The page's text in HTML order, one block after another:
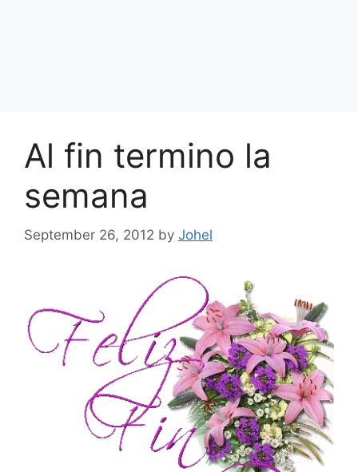
Al fin termino la
semana
September 26, 2012 by Johel